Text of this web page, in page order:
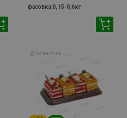
фасовка:0,15-0,6кг
🕘 12:00-21:00